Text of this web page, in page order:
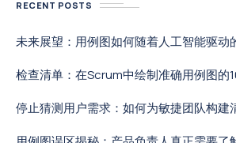
RECENT POSTS
未来展望：用例图如何随着人工智能驱动
检查清单：在Scrum中绘制准确用例图的
停止猜测用户需求：如何为敏捷团队构建